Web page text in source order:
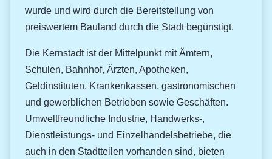
wurde und wird durch die Bereitstellung von
preiswertem Bauland durch die Stadt begünstigt.
Die Kernstadt ist der Mittelpunkt mit Ämtern,
Schulen, Bahnhof, Ärzten, Apotheken,
Geldinstituten, Krankenkassen, gastronomischen
und gewerblichen Betrieben sowie Geschäften.
Umweltfreundliche Industrie, Handwerks-,
Dienstleistungs- und Einzelhandelsbetriebe, die
auch in den Stadtteilen vorhanden sind, bieten